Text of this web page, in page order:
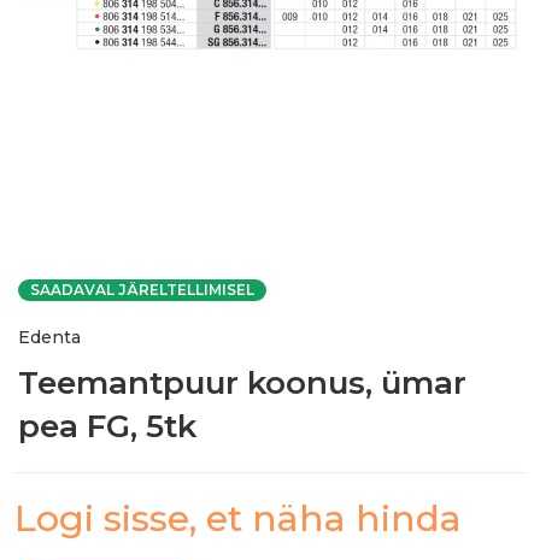
SAADAVAL JÄRELTELLIMISEL
Edenta
Teemantpuur koonus, ümar
pea FG, 5tk
Logi sisse, et näha hinda